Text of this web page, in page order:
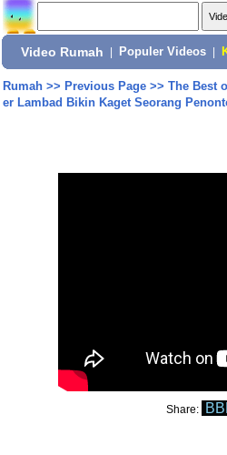
Video Rumah Populer Videos
Rumah>> Previous Page>> The Best
er Lambad Bikin Kaget Seorang
Share: